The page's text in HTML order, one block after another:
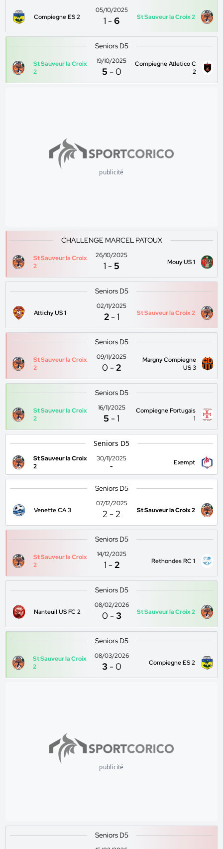
Compiegne ES 2
05/10/2025
1 -6 St Sauveur la Croix 2
Seniors D5
St Sauveur la Croix
2
19/10/2025
5 -0
Compiegne Atletico C
2
publicité
CHALLENGE MARCEL PATOUX
St Sauveur la Croix
2
26/10/2025
1 -5 Mouy US 1
Seniors D5
Attichy US 1
02/11/2025
2 -1 St Sauveur la Croix 2
Seniors D5
St Sauveur la Croix
2
09/11/2025
0 -2
Margny Compiegne
US 3
Seniors D5
St Sauveur la Croix
2
16/11/2025
5 -1
Compiegne Portugais
1
Seniors D5
St Sauveur la Croix
2
30/11/2025
-
Exempt
Seniors D5
Venette CA 3
07/12/2025
2 -2 St Sauveur la Croix 2
Seniors D5
St Sauveur la Croix
2
14/12/2025
1 -2 Rethondes RC 1
Seniors D5
Nanteuil US FC 2
08/02/2026
0 -3 St Sauveur la Croix 2
Seniors D5
St Sauveur la Croix
2
08/03/2026
3 -0 Compiegne ES 2
publicité
Seniors D5